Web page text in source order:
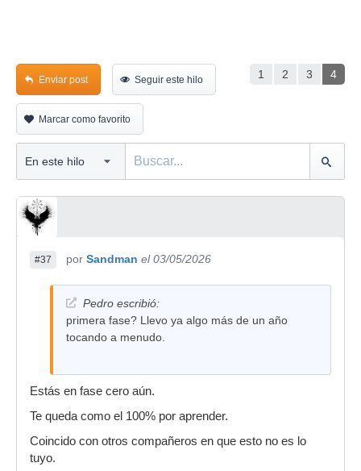
1 2 3 4
Enviar post Seguir este hilo
Marcar como favorito
#37 por Sandman el 03/05/2026
Pedro escribió:
primera fase? Llevo ya algo más de un año
tocando a menudo.
Estás en fase cero aún.
Te queda como el 100% por aprender.
Coincido con otros compañeros en que esto no es lo
tuyo.